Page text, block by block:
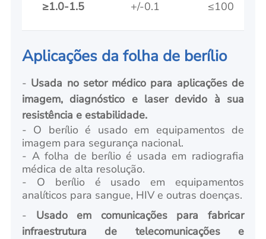
≥1.0-1.5 +/-0.1 ≤100
Aplicações da folha de berílio
- Usada no setor médico para aplicações de
imagem, diagnóstico e laser devido à sua
resistência e estabilidade.
- O berílio é usado em equipamentos de
imagem para segurança nacional.
- A folha de berílio é usada em radiografia
médica de alta resolução.
- O berílio é usado em equipamentos
analíticos para sangue, HIV e outras doenças.
- Usado em comunicações para fabricar
infraestrutura de telecomunicações e